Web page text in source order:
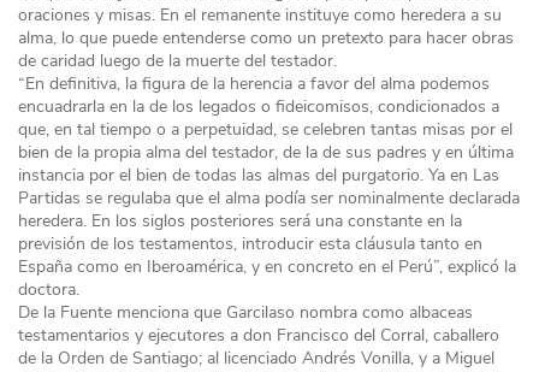
oraciones y misas. En el remanente instituye como heredera a su
alma, lo que puede entenderse como un pretexto para hacer obras
de caridad luego de la muerte del testador.
“En definitiva, la figura de la herencia a favor del alma podemos
encuadrarla en la de los legados o fideicomisos, condicionados a
que, en tal tiempo o a perpetuidad, se celebren tantas misas por el
bien de la propia alma del testador, de la de sus padres y en última
instancia por el bien de todas las almas del purgatorio. Ya en Las
Partidas se regulaba que el alma podía ser nominalmente declarada
heredera. En los siglos posteriores será una constante en la
previsión de los testamentos, introducir esta cláusula tanto en
España como en Iberoamérica, y en concreto en el Perú”, explicó la
doctora.
De la Fuente menciona que Garcilaso nombra como albaceas
testamentarios y ejecutores a don Francisco del Corral, caballero
de la Orden de Santiago; al licenciado Andrés Vonilla, y a Miguel